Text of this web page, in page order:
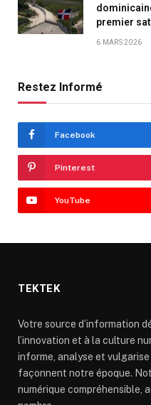
premier
6 MARS 2026
Restez Informé
Facebook
Pinterest
YouTube
TEKTEK
Votre source d’information
l’innovation et à la culture
informe, analyse et
façonnent notre époque.
numérique compréhensible,